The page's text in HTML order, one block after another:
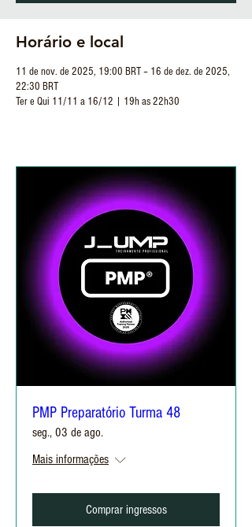
Horário e local
11 de nov. de 2025, 19:00 BRT – 16 de dez. de 2025,
22:30 BRT
Ter e Qui 11/11 a 16/12 | 19h as 22h30
PMP Preparatório Turma 48
seg., 03 de ago.
Mais informações
Comprar ingressos